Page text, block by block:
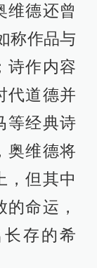
维德还曾
称作品与
诗作内容
代道德并
等经典诗
奥维德将
，但其中
命运，
存的希